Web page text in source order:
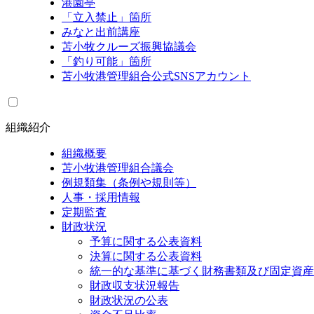
港園亭
「立入禁止」箇所
みなと出前講座
苫小牧クルーズ振興協議会
「釣り可能」箇所
苫小牧港管理組合公式SNSアカウント
組織紹介
組織概要
苫小牧港管理組合議会
例規類集（条例や規則等）
人事・採用情報
定期監査
財政状況
予算に関する公表資料
決算に関する公表資料
統一的な基準に基づく財務書類及び固定資
財政収支状況報告
財政状況の公表